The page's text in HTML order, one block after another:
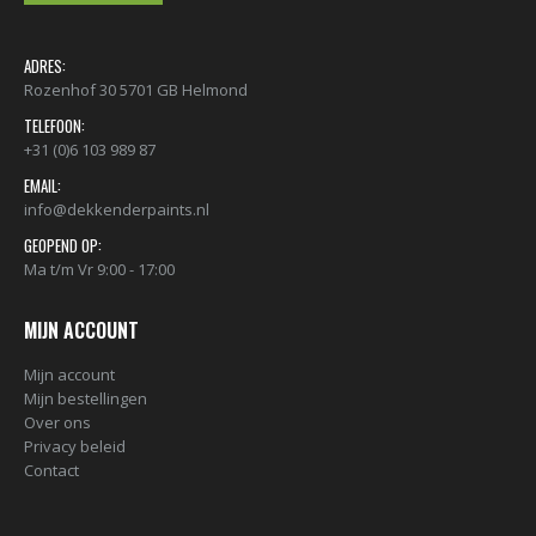
ADRES:
Rozenhof 30 5701 GB Helmond
TELEFOON:
+31 (0)6 103 989 87
EMAIL:
info@dekkenderpaints.nl
GEOPEND OP:
Ma t/m Vr 9:00 - 17:00
MIJN ACCOUNT
Mijn account
Mijn bestellingen
Over ons
Privacy beleid
Contact